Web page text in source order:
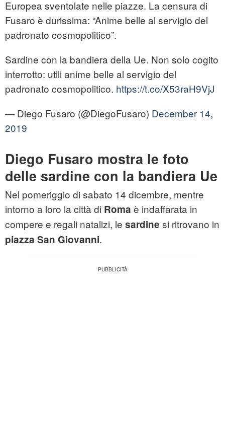
Europea sventolate nelle piazze. La censura di
Fusaro è durissima: “Anime belle al servigio del
padronato cosmopolitico”.
Sardine con la bandiera della Ue. Non solo cogito
interrotto: utili anime belle al servigio del
padronato cosmopolitico. https://t.co/X53raH9VjJ
— Diego Fusaro (@DiegoFusaro) December 14,
2019
Diego Fusaro mostra le foto
delle sardine con la bandiera Ue
Nel pomeriggio di sabato 14 dicembre, mentre
intorno a loro la città di Roma è indaffarata in
compere e regali natalizi, le sardine si ritrovano in
piazza San Giovanni.